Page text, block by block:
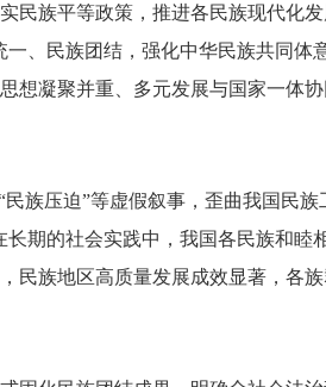
民族平等政策，推进各民族现代化
、民族团结，强化中华民族共同体
想凝聚并重、多元发展与国家一体
族压迫”等虚假叙事，歪曲我国民族
期的社会实践中，我国各民族和睦
民族地区高质量发展成效显著，各